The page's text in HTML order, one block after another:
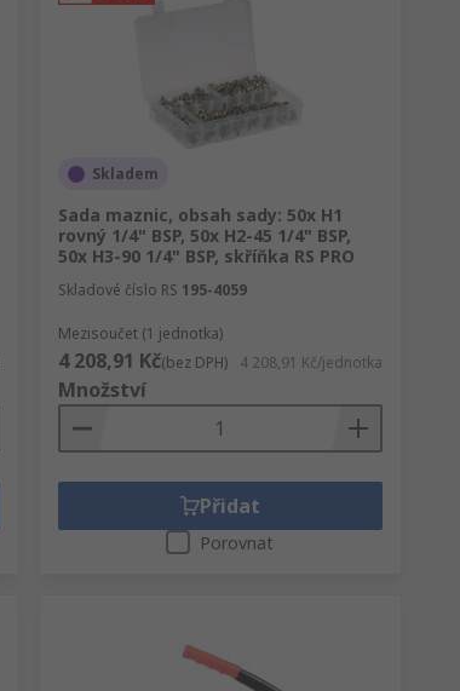
Skladem
Sada maznic, obsah sady: 50x H1
rovný 1/4" BSP, 50x H2-45 1/4" BSP,
50x H3-90 1/4" BSP, skříňka RS PRO
Skladové číslo RS 195-4059
Mezisoučet (1 jednotka)
4 208,91 Kč(bez DPH) 4 208,91 Kč/jednotka
Množství
Přidat
Porovnat